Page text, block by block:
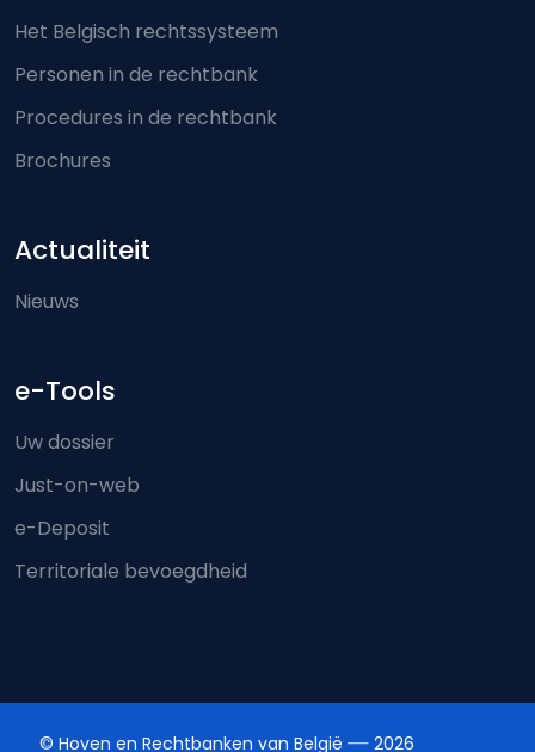
Het Belgisch rechtssysteem
Personen in de rechtbank
Procedures in de rechtbank
Brochures
Actualiteit
Nieuws
e-Tools
Uw dossier
Just-on-web
e-Deposit
Territoriale bevoegdheid
© Hoven en Rechtbanken van België 2026